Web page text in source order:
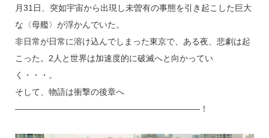
月31日、突如宇宙から出現し未曽有の事態を引き起こした巨大
な〈母艦〉が浮かんでいた。
非日常が日常に溶け込んでしまった東京で、ある夜、悲劇は起
こった。2人と世界は加速度的に破滅へと向かってい
く・・・。
そして、物語は衝撃の後章へ
――――――――――――――――――――――！